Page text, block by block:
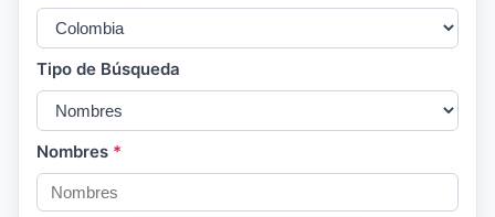
Tipo de Búsqueda
Nombres *